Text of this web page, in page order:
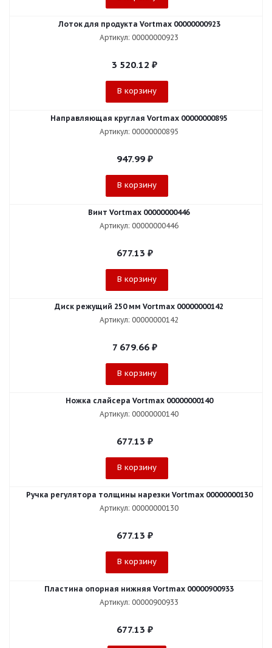
Лоток для продукта Vortmax 00000000923
Артикул: 00000000923
3 520.12 ₽
В корзину
Направляющая круглая Vortmax 00000000895
Артикул: 00000000895
947.99₽
В корзину
Винт Vortmax 00000000446
Артикул: 00000000446
677.13 ₽
В корзину
Диск режущий 250 мм Vortmax 00000000142
Артикул: 00000000142
7 679.66₽
В корзину
Ножка слайсера Vortmax 00000000140
Артикул: 00000000140
677.13 ₽
В корзину
Ручка регулятора толщины нарезки Vortmax 00000000130
Артикул: 00000000130
677.13 ₽
В корзину
Пластина опорная нижняя Vortmax 00000900933
Артикул: 00000900933
677.13 ₽